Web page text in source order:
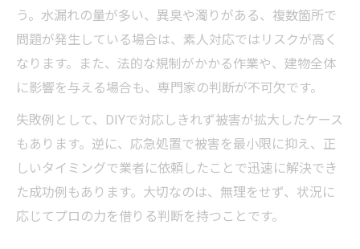
う。水漏れの量が多い、異臭や濁りがある、複数箇所で
問題が発生している場合は、素人対応ではリスクが高く
なります。また、法的な規制がかかる作業や、建物全体
に影響を与える場合も、専門家の判断が不可欠です。
失敗例として、DIYで対応しきれず被害が拡大したケース
もあります。逆に、応急処置で被害を最小限に抑え、正
しいタイミングで業者に依頼したことで迅速に解決でき
た成功例もあります。大切なのは、無理をせず、状況に
応じてプロの力を借りる判断を持つことです。